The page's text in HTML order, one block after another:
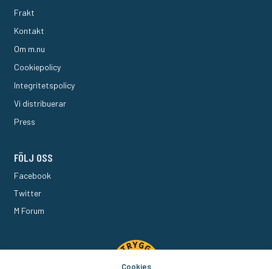
Frakt
Kontakt
Om m.nu
Cookiepolicy
Integritetspolicy
Vi distribuerar
Press
FÖLJ OSS
Facebook
Twitter
M Forum
Cookies